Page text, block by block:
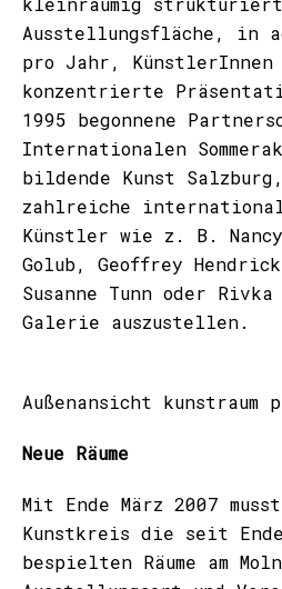
Ausstellungsfläche, in
pro Jahr, KünstlerInnen
konzentrierte
1995 begonnene
Internationalen
bildende Kunst
zahlreiche
Künstler wie z. B.
Golub, Geoffrey
Susanne Tunn oder
Galerie auszustellen.
Außenansicht kunstraum
Neue Räume
Mit Ende März 2007
Kunstkreis die seit
bespielten Räume am